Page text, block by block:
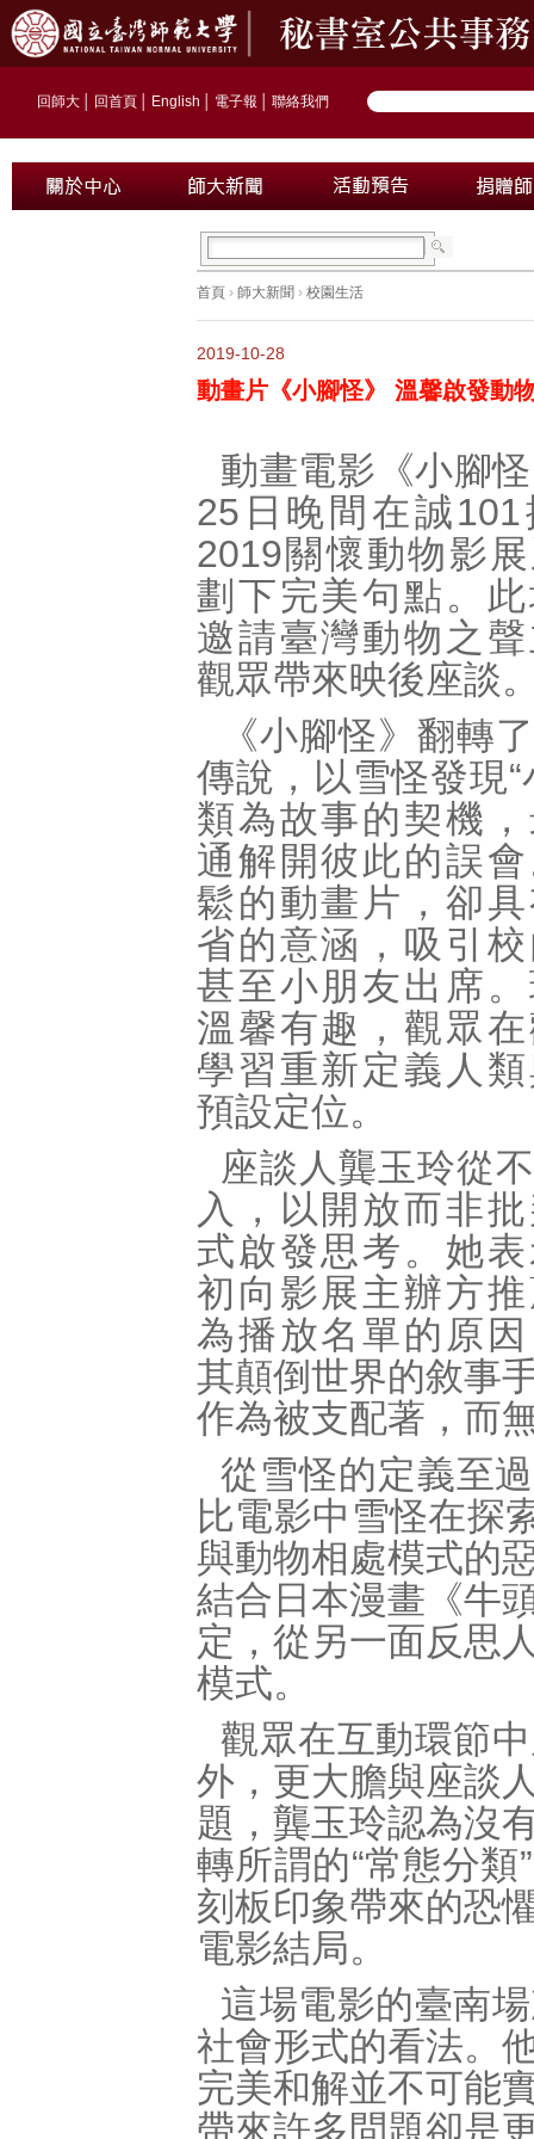
回師大 回首頁 English 電子報 聯絡我們
首頁 › 師大新聞 › 校園生活
2019-10-28
動畫片《小腳怪》 溫馨啟發動
動畫電影《小腳
25日晚間在誠
2019關懷動物影
劃下完美句點。
邀請臺灣動物之
觀眾帶來映後座談
《小腳怪》翻轉
傳說，以雪怪發現“
類為故事的契機
通解開彼此的誤
鬆的動畫片，卻
省的意涵，吸引
甚至小朋友出席
溫馨有趣，觀眾
學習重新定義人
預設定位。
座談人龔玉玲從
入，以開放而非
式啟發思考。她
初向影展主辦方
為播放名單的原
其顛倒世界的敘事
作為被支配著，而
從雪怪的定義至
比電影中雪怪在探
與動物相處模式的
結合日本漫畫《牛
定，從另一面反思
模式。
觀眾在互動環節
外，更大膽與座談
題，龔玉玲認為沒
轉所謂的“常態分
刻板印象帶來的恐
電影結局。
這場電影的臺南
社會形式的看法。
完美和解並不可能
帶來許多問題卻是